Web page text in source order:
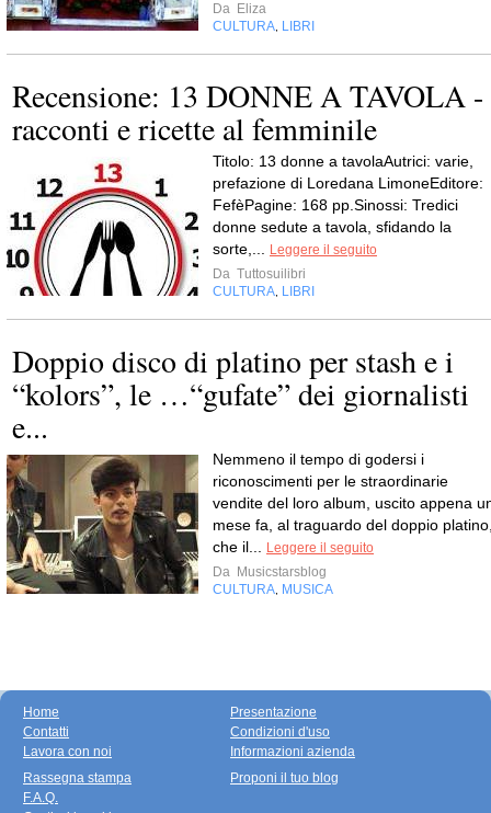
Da Eliza
CULTURA LIBRI
Recensione: 13 DONNE A TAVOLA -
racconti e ricette al femminile
Titolo: 13 donne a tavolaAutrici: varie,
prefazione di Loredana LimoneEditore:
FefèPagine: 168 pp.Sinossi: Tredici
donne sedute a tavola, sfidando la
sorte,...
Leggere il seguito
Da Tuttosuilibri
CULTURA LIBRI
Doppio disco di platino per stash e i
“kolors”, le …“gufate” dei giornalisti
e...
Nemmeno il tempo di godersi i
riconoscimenti per le straordinarie
vendite del loro album, uscito appena
mese fa, al traguardo del doppio
che il...
Leggere il seguito
Da Musicstarsblog
CULTURA MUSICA
Home
Contatti
Lavora con noi
Presentazione
Condizioni d'uso
Informazioni azienda
Rassegna stampa
F.A.Q.
Proponi il tuo blog